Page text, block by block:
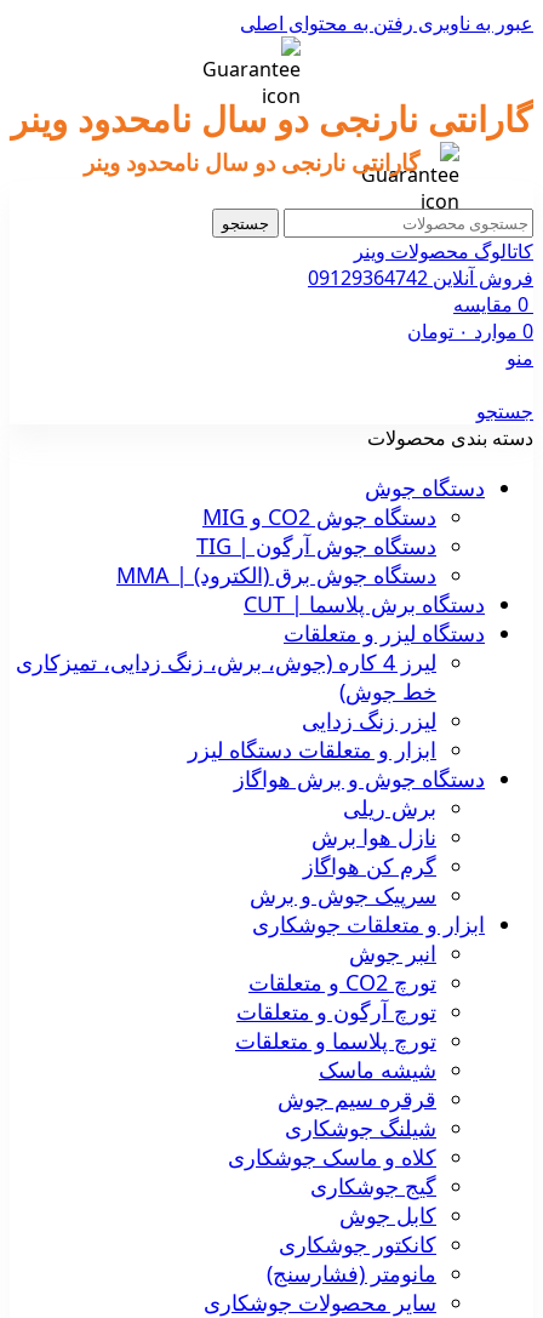
عبور به ناوبری رفتن به محتوای اصلی
گارانتی نارنجی دو سال نامحدود وینر
گارانتی نارنجی دو سال نامحدود وینر
جستجو
کاتالوگ محصولات وینر
فروش آنلاین 09129364742
0 مقایسه
0 موارد ۰ تومان
منو
جستجو
دسته بندی محصولات
دستگاه جوش
دستگاه جوش CO2 و MIG
دستگاه جوش آرگون | TIG
دستگاه جوش برق (الکترود) | MMA
دستگاه برش پلاسما | CUT
دستگاه لیزر و متعلقات
لیرز 4 کاره (جوش، برش، زنگ زدایی، تمیزکاری
خط جوش)
لیزر زنگ زدایی
ابزار و متعلقات دستگاه لیزر
دستگاه جوش و برش هواگاز
برش ریلی
نازل هوا برش
گرم کن هواگاز
سرپیک جوش و برش
ابزار و متعلقات جوشکاری
انبر جوش
تورچ CO2 و متعلقات
تورچ آرگون و متعلقات
تورچ پلاسما و متعلقات
شیشه ماسک
قرقره سیم جوش
شیلنگ جوشکاری
کلاه و ماسک جوشکاری
گیج جوشکاری
کابل جوش
کانکتور جوشکاری
مانومتر (فشارسنج)
سایر محصولات جوشکاری